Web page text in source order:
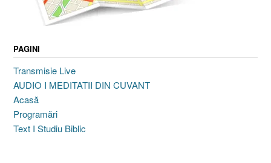
PAGINI
Transmisie Live
AUDIO I MEDITATII DIN CUVANT
Acasă
Programări
Text I Studiu Biblic